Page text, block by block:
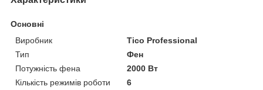
Основні
Виробник
Tico Professional
Тип
Фен
Потужність фена
2000 Вт
Кількість режимів роботи
6